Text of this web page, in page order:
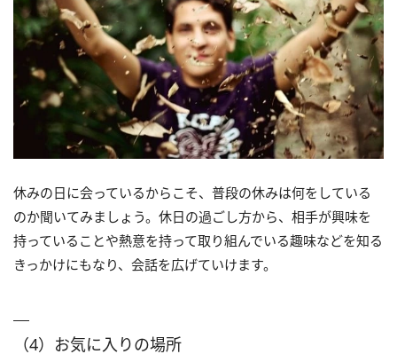
休みの日に会っているからこそ、普段の休みは何をしている
のか聞いてみましょう。休日の過ごし方から、相手が興味を
持っていることや熱意を持って取り組んでいる趣味などを知る
きっかけにもなり、会話を広げていけます。
（4）お気に入りの場所